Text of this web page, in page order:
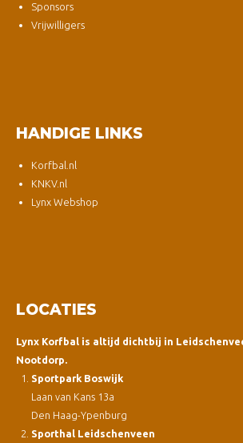
Sponsors
Vrijwilligers
HANDIGE LINKS
Korfbal.nl
KNKV.nl
Lynx Webshop
LOCATIES
Lynx Korfbal is altijd dichtbij in
Nootdorp.
Sportpark Boswijk
Laan van Kans 13a
Den Haag-Ypenburg
Sporthal Leidschenveen